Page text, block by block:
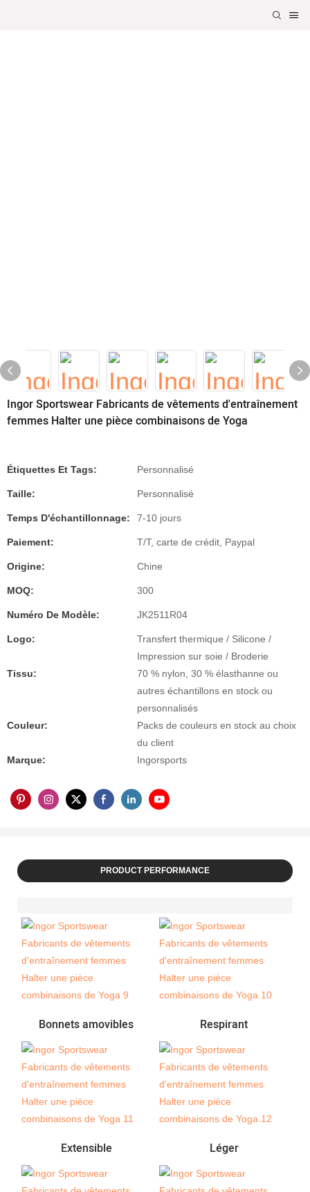
Ingor Sportswear Fabricants de vêtements d'entraînement
femmes Halter une pièce combinaisons de Yoga
Étiquettes Et Tags: Personnalisé
Taille: Personnalisé
Temps D'échantillonnage: 7-10 jours
Paiement: T/T, carte de crédit, Paypal
Origine: Chine
MOQ: 300
Numéro De Modèle: JK2511R04
Logo:
Transfert thermique / Silicone /
Impression sur soie / Broderie
Tissu:
70 % nylon, 30 % élasthanne ou
autres échantillons en stock ou
personnalisés
Couleur:
Packs de couleurs en stock au choix
du client
Marque:
Ingorsports
PRODUCT PERFORMANCE
Bonnets amovibles Respirant
Extensible Léger